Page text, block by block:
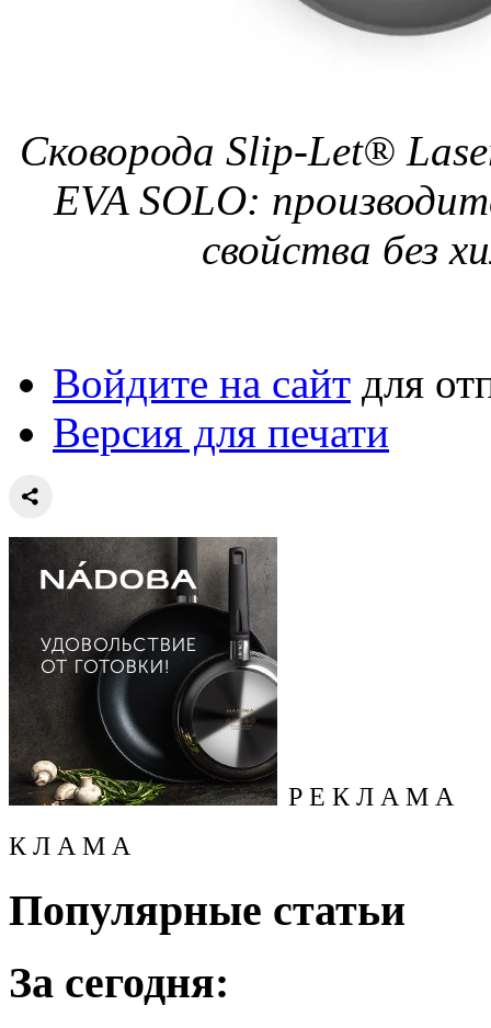
Сковорода Slip-Let®
EVA SOLO:
свойства без
Войдите на сайт для
Версия для печати
Р Е К Л А М А
К Л А М А
Популярные статьи
За сегодня: